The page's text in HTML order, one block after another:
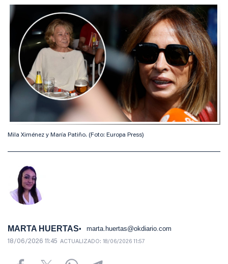
Mila Ximénez y María Patiño. (Foto: Europa Press)
MARTA HUERTAS marta.huertas@okdiario.com
18/06/2026 11:45 ACTUALIZADO: 18/06/2026 11:57